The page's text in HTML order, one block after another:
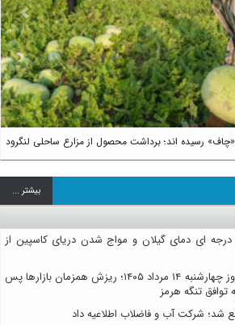
رسیده اند؛ برداشت محصول از مزارع ساحلی لنگرود
بيشتر ...
رعدوبرق، کاهش ۴ درجه ای دمای گیلان و مواج شدن دریای کاسپین از
قیمت طلا، سکه و دلار امروز چهارشنبه ۱۴ مرداد ۱۴۰۵؛ ریزش همزمان بازارها پس
توافق تنگه هرمز
شد؛ شرکت آب و فاضلاب اطلاعیه داد